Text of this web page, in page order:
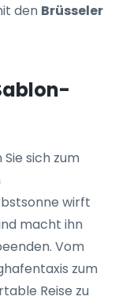
den Brüsseler
sich zum
wirft
macht ihn
Vom
zum
Reise zu